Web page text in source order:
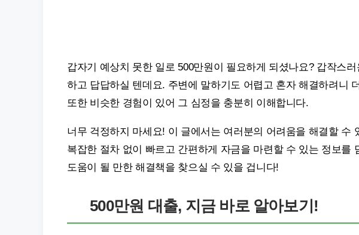
갑자기 예상치 못한 일로 500만원이 필요하게 되셨나요? 갑작스
하고 답답하실 텐데요. 주변에 말하기도 어렵고 혼자 해결하려니
또한 비슷한 경험이 있어 그 심정을 충분히 이해합니다.
너무 걱정하지 마세요! 이 글에서는 여러분의 어려움을 해결할 수
복잡한 절차 없이 빠르고 간편하게 자금을 마련할 수 있는 정보를
도움이 될 만한 해결책을 찾으실 수 있을 겁니다!
500만원 대출, 지금 바로 알아보기!